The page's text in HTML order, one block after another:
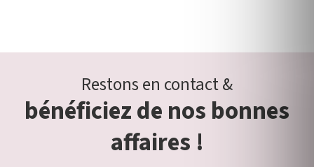
Restons en contact &
bénéficiez de nos bonnes
affaires !